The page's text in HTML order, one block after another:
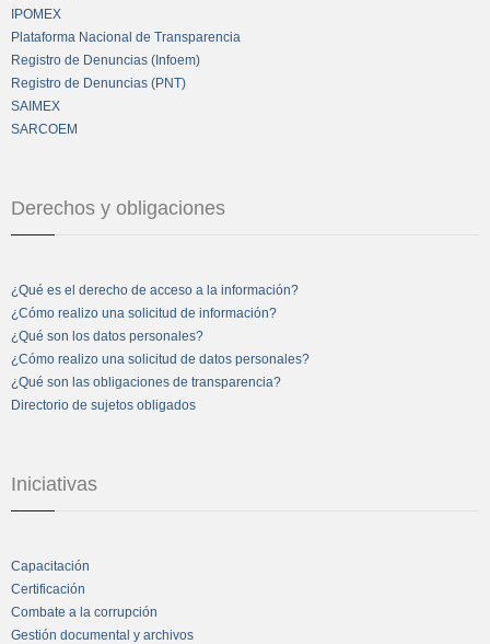
IPOMEX
Plataforma Nacional de Transparencia
Registro de Denuncias (Infoem)
Registro de Denuncias (PNT)
SAIMEX
SARCOEM
Derechos y obligaciones
¿Qué es el derecho de acceso a la información?
¿Cómo realizo una solicitud de información?
¿Qué son los datos personales?
¿Cómo realizo una solicitud de datos personales?
¿Qué son las obligaciones de transparencia?
Directorio de sujetos obligados
Iniciativas
Capacitación
Certificación
Combate a la corrupción
Gestión documental y archivos